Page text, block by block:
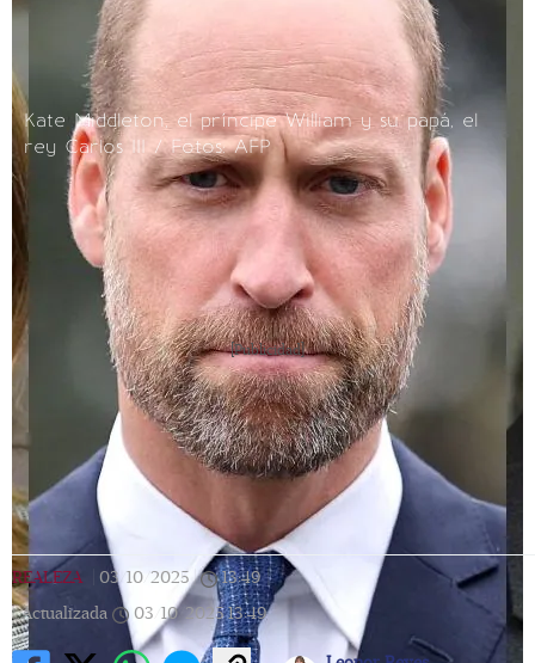
Kate Middleton, el príncipe William y su papá, el
rey Carlos III / Fotos: AFP
[Publicidad]
REALEZA 03/10/2025 | 13:49 |
Actualizada
03/10/2025 13:49